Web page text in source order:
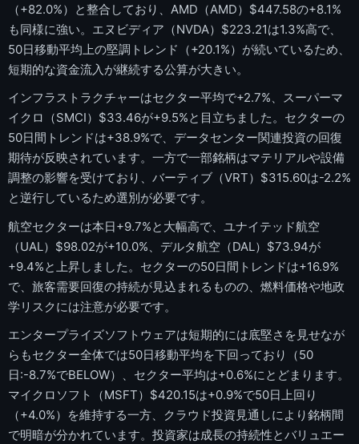
（+82.0%）と整合しており、AMD（AMD）$447.58の+8.1%
も同様に強い。エヌビディア（NVDA）$223.21は1.3%高で、
50日移動平均上の堅調トレンド（+20.1%）が続いているため、
短期的な資金流入が継続する公算が大きい。
インフラストラクチャーはセクター平均で+2.7%、スーパーマ
イクロ（SMCI）$33.46が+9.5%と目立ちました。セクターの
50日間トレンドは+38.9%で、データセンター関連投資の回復
期待が反映されています。一方で一部銘柄はマテリアルや設備
調整の影響を受けており、バーティブ（VRT）$315.60は-2.2%
と逆行しているため選別が必要です。
航空セクターは本日+9.7%と大幅高で、ユナイテッド航空
（UAL）$98.02が+10.0%、デルタ航空（DAL）$73.94が
+9.4%と上昇しました。セクターの50日間トレンドは+16.9%
で、旅客需要回復の持続が見込まれるものの、燃料価格や地政
学リスクには注意が必要です。
エンタープライズソフトウェアは短期的には底堅さを見せなが
らもセクター全体では50日移動平均を下回っており（50
日:-8.7%でBELOW）、セクター平均は+0.6%にとどまります。
マイクロソフト（MSFT）$420.15は+0.9%で50日上回り
（+4.0%）を維持する一方、クラウド投資見通しにより銘柄間
で明暗が分かれています。投資家は成長の持続性とバリュエー